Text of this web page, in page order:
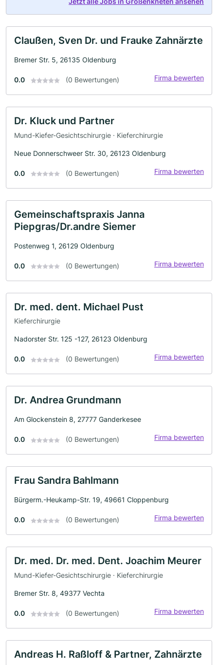
Claußen, Sven Dr. und Frauke Zahnärzte
Bremer Str. 5, 26135 Oldenburg
0.0 (0 Bewertungen) Firma bewerten
Dr. Kluck und Partner
Mund-Kiefer-Gesichtschirurgie · Kieferchirurgie
Neue Donnerschweer Str. 30, 26123 Oldenburg
0.0 (0 Bewertungen) Firma bewerten
Gemeinschaftspraxis Janna
Piepgras/Dr.andre Siemer
Postenweg 1, 26129 Oldenburg
0.0 (0 Bewertungen) Firma bewerten
Dr. med. dent. Michael Pust
Kieferchirurgie
Nadorster Str. 125 -127, 26123 Oldenburg
0.0 (0 Bewertungen) Firma bewerten
Dr. Andrea Grundmann
Am Glockenstein 8, 27777 Ganderkesee
0.0 (0 Bewertungen) Firma bewerten
Frau Sandra Bahlmann
Bürgerm.-Heukamp-Str. 19, 49661 Cloppenburg
0.0 (0 Bewertungen) Firma bewerten
Dr. med. Dr. med. Dent. Joachim Meurer
Mund-Kiefer-Gesichtschirurgie · Kieferchirurgie
Bremer Str. 8, 49377 Vechta
0.0 (0 Bewertungen) Firma bewerten
Andreas H. Raßloff & Partner, Zahnärzte